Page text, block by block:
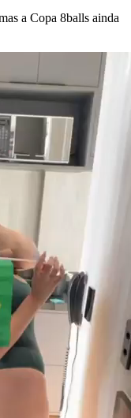
a Copa 8balls ainda